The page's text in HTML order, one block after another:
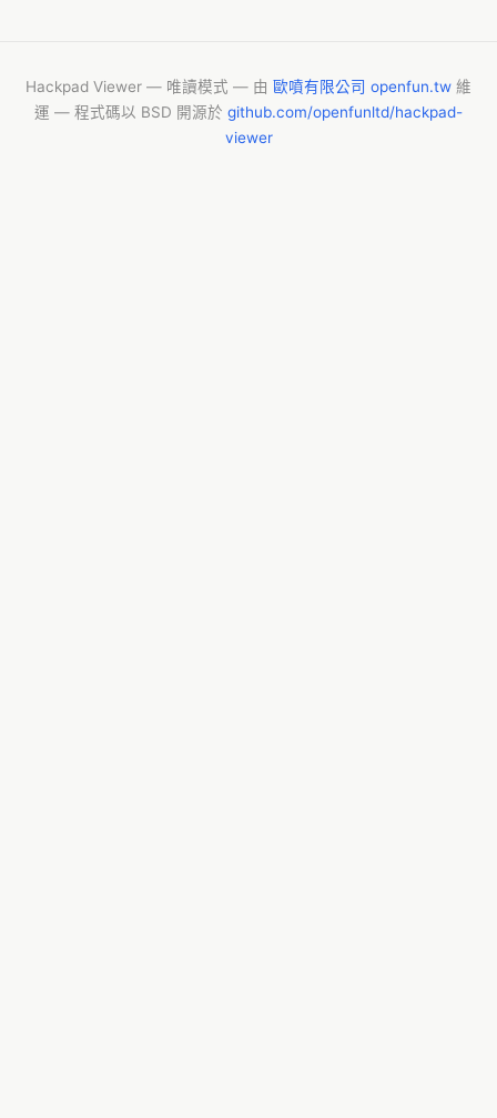
Hackpad Viewer — 唯讀模式 — 由 歐噴有限公司 openfun.tw 維
運 — 程式碼以 BSD 開源於 github.com/openfunltd/hackpad-
viewer